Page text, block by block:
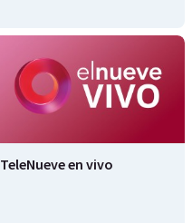
TeleNueve en vivo